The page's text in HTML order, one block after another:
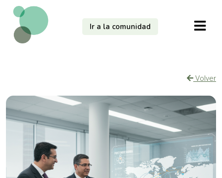
Ir a la comunidad
Volver